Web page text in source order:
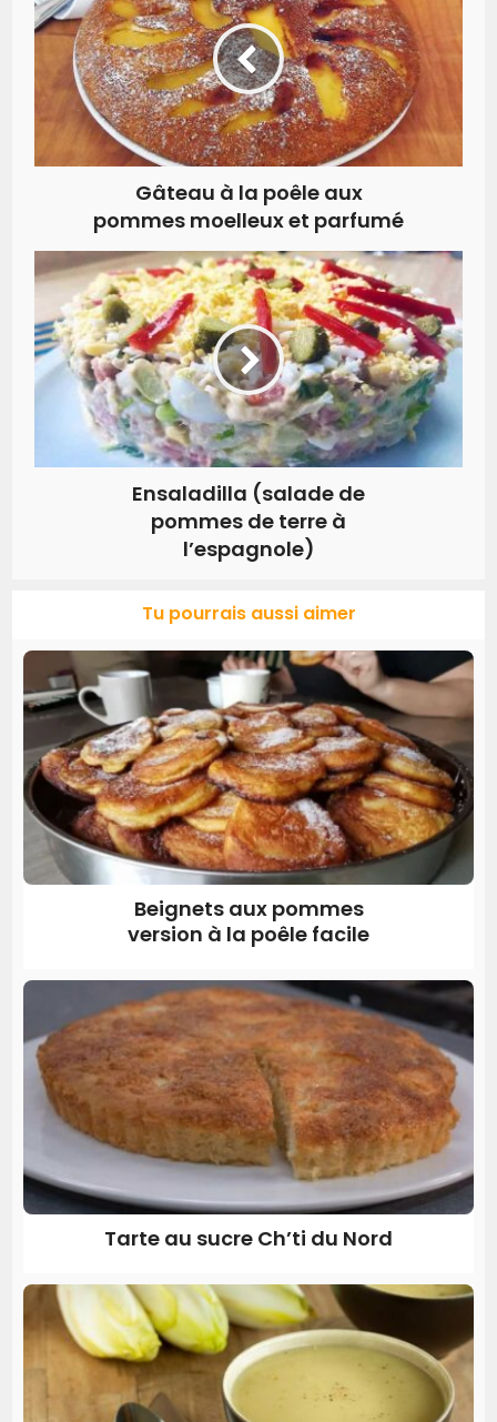
Gâteau à la poêle aux
pommes moelleux et parfumé
Ensaladilla (salade de
pommes de terre à
l’espagnole)
Tu pourrais aussi aimer
Beignets aux pommes
version à la poêle facile
Tarte au sucre Ch’ti du Nord